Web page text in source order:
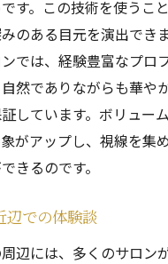
す。この技術を使うこ
のある目元を演出でき
では、経験豊富なプロ
然でありながらも華や
しています。ボリュー
がアップし、視線を集
きるのです。
辺での体験談
辺には、多くのサロン